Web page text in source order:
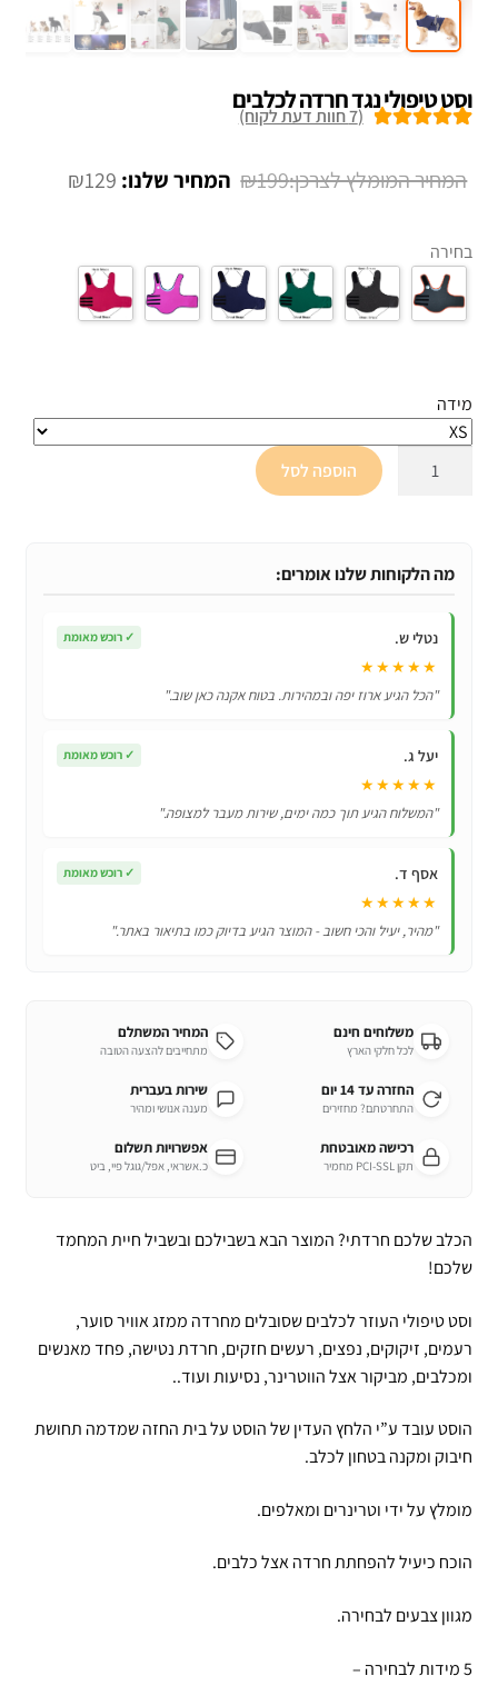
וסט טיפולי נגד חרדה לכלבים
(
7חוות דעת לקוח)
₪199
המחיר
₪199.
₪129 המחיר
בחירה
מידה
נגד
לכלבים
הוספה לסל
מה הלקוחות שלנו אומרים:
נטלי ש. ✓ רוכש מאומת
★★★★★
"הכל הגיע ארוז יפה ובמהירות. בטוח אקנה כאן שוב."
יעל ג. ✓ רוכש מאומת
★★★★★
"המשלוח הגיע תוך כמה ימים, שירות מעבר למצופה."
אסף ד. ✓ רוכש מאומת
★★★★★
"מהיר, יעיל והכי חשוב - המוצר הגיע בדיוק כמו בתיאור באתר."
משלוחים חינם
לכל חלקי הארץ
המחיר המשתלם
מתחייבים להצעה הטובה
החזרה עד 14 יום
התחרטתם? מחזירים
שירות בעברית
מענה אנושי ומהיר
רכישה מאובטחת
תקן PCI-SSL מחמיר
אפשרויות תשלום
כ.אשראי, אפל/גוגל פיי, ביט
הכלב שלכם חרדתי? המוצר הבא בשבילכם ובשביל חיית המחמד
שלכם!
וסט טיפולי העוזר לכלבים שסובלים מחרדה ממזג אוויר סוער,
רעמים, זיקוקים, נפצים, רעשים חזקים, חרדת נטישה, פחד מאנשים
ומכלבים, מביקור אצל הווטרינר, נסיעות ועוד..
הוסט עובד ע”י הלחץ העדין של הוסט על בית החזה שמדמה תחושת
חיבוק ומקנה בטחון לכלב.
מומלץ על ידי וטרינרים ומאלפים.
הוכח כיעיל להפחתת חרדה אצל כלבים.
מגוון צבעים לבחירה.
5 מידות לבחירה –